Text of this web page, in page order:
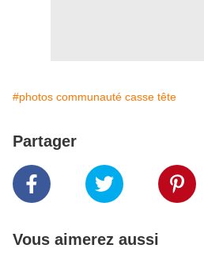
#photos communauté casse tête
Partager
Vous aimerez aussi